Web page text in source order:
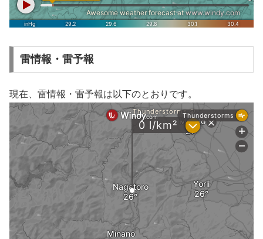
雷情報・雷予報
現在、雷情報・雷予報は以下のとおりです。